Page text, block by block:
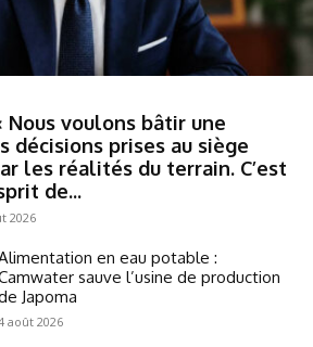
Nous voulons bâtir une
décisions prises au siège
les réalités du terrain. C’est
de...
2026
en eau potable :
sauve l’usine de production
Japoma
août 2026